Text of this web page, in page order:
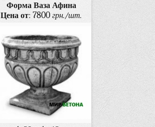
Форма Ваза Афина
Цена от:7800 грн./шт.